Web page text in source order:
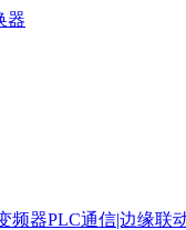
频器PLC通信|边缘联